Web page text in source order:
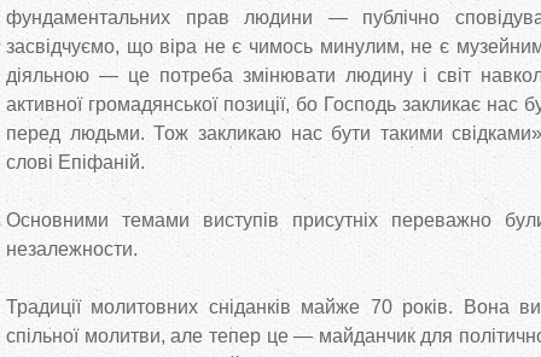
фундаментальних прав людини ― публічно
засвідчуємо, що віра не є чимось минулим, не є
діяльною ― це потреба змінювати людину і світ
активної громадянської позиції, бо Господь закликає нас
перед людьми. Тож закликаю нас бути такими
слові Епіфаній.
Основними темами виступів присутніх переважно
незалежности.
Традиції молитовних сніданків майже 70 років. Вона
спільної молитви, але тепер це — майданчик для